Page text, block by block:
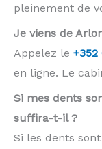
pleinement de
Je viens de
Appelez le +352
en ligne. Le
Si mes dents
suffira-t-il ?
Si les dents